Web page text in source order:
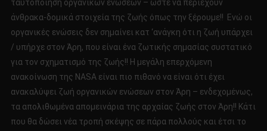
ταυτοποίηση οργανικών ενώσεων – ώστε να περιέχουν
άνθρακα-δομικά στοιχεία της ζωής όπως την ξέρουμε!! Ενώ οι
οργανικές ενώσεις δεν σημαίνει κατ ‘ανάγκη ότι η ζωή υπάρχει
/ υπήρχε στον Άρη, που είναι ένα ζωτικής σημασίας συστατικό
για τον σχηματισμό της ζωής!! Η μεγάλη επερχόμενη
ανακοίνωση της NASA είναι πιο πιθανό να είναι ότι έχει
ανακαλύψει ζωή οργανικών ενώσεων στον Άρη – ενδεχομένως,
τα απολιθωμένα απομεινάρια της αρχαίας ζωής στον Άρη!! Κάτι
που θα δώσει νέα τροπή σκέψης σε πάρα πολλούς και έτσι το